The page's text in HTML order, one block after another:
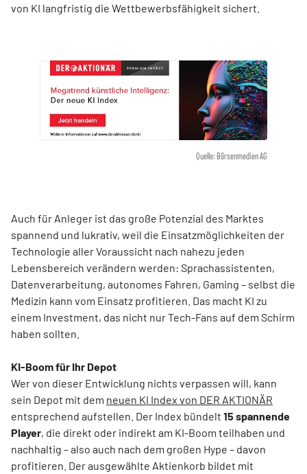
von KI langfristig die Wettbewerbsfähigkeit sichert.
Quelle: Börsenmedien AG
Auch für Anleger ist das große Potenzial des Marktes
spannend und lukrativ, weil die Einsatzmöglichkeiten der
Technologie aller Voraussicht nach nahezu jeden
Lebensbereich verändern werden: Sprachassistenten,
Datenverarbeitung, autonomes Fahren, Gaming – selbst die
Medizin kann vom Einsatz profitieren. Das macht KI zu
einem Investment, das nicht nur Tech-Fans auf dem Schirm
haben sollten.
KI-Boom für Ihr Depot
Wer von dieser Entwicklung nichts verpassen will, kann
sein Depot mit dem neuen KI Index von DER AKTIONÄR
entsprechend aufstellen. Der Index bündelt 15 spannende
Player, die direkt oder indirekt am KI-Boom teilhaben und
nachhaltig – also auch nach dem großen Hype – davon
profitieren. Der ausgewählte Aktienkorb bildet mit